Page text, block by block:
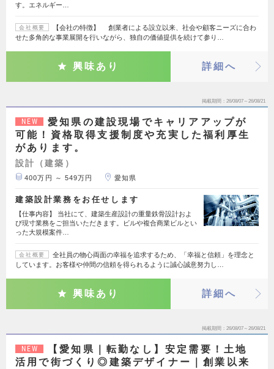
す。エネルギー…
会社概要
【会社の特徴】 創業者による設立以来、社会や顧客ニーズに合わ
せた多角的な事業展開を行いながら、独自の価値提供を続けて参り…
興味あり 詳細へ
掲載期間 26/08/07～26/08/21
NEW
愛知県の建設現場でキャリアアップが
可能！資格取得支援制度や充実した福利厚生
があります。
設計（建築）
400万円 ～ 549万円 愛知県
建築設計業務をお任せします
【仕事内容】 当社にて、建築生産設計の重量鉄骨設計およ
び現寸業務をご担当いただきます。ビルや複合商業ビルとい
った大規模案件…
会社概要
全社員の物心両面の幸福を追求するため、「幸福と信頼」を理念と
しています。お客様や仲間の信頼を得られるように誠心誠意努力し…
興味あり 詳細へ
掲載期間 26/08/07～26/08/21
NEW
【愛知県｜転勤なし】安定需要！土地
活用で街づくり◎建築デザイナー｜創業以来